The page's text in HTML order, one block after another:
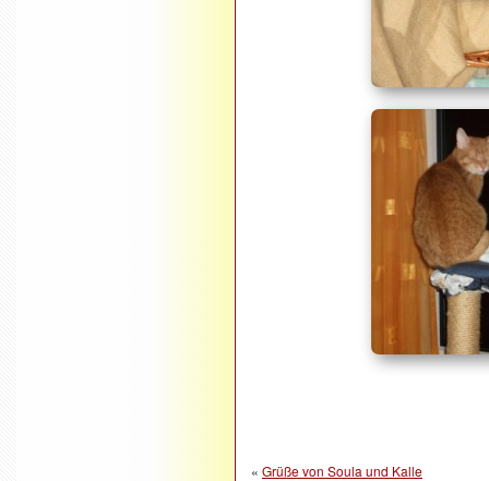
« Grüße von Soula und Kalle